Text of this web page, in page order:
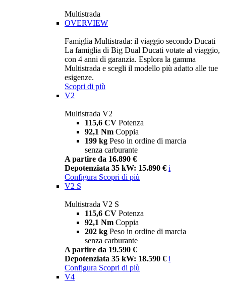
Multistrada
OVERVIEW
Famiglia Multistrada: il viaggio secondo Ducati
La famiglia di Big Dual Ducati votate al viaggio,
con 4 anni di garanzia. Esplora la gamma
Multistrada e scegli il modello più adatto alle tue
esigenze.
Scopri di più
V2
Multistrada V2
115,6 CV Potenza
92,1 Nm Coppia
199 kg Peso in ordine di marcia
senza carburante
A partire da 16.890 €
Depotenziata 35 kW: 15.890 € i
Configura Scopri di più
V2 S
Multistrada V2 S
115,6 CV Potenza
92,1 Nm Coppia
202 kg Peso in ordine di marcia
senza carburante
A partire da 19.590 €
Depotenziata 35 kW: 18.590 € i
Configura Scopri di più
V4